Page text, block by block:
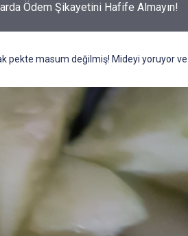
Ödem Şikayetini Hafife Almayın!
pekte masum değilmiş! Mideyi yoruyor ve..